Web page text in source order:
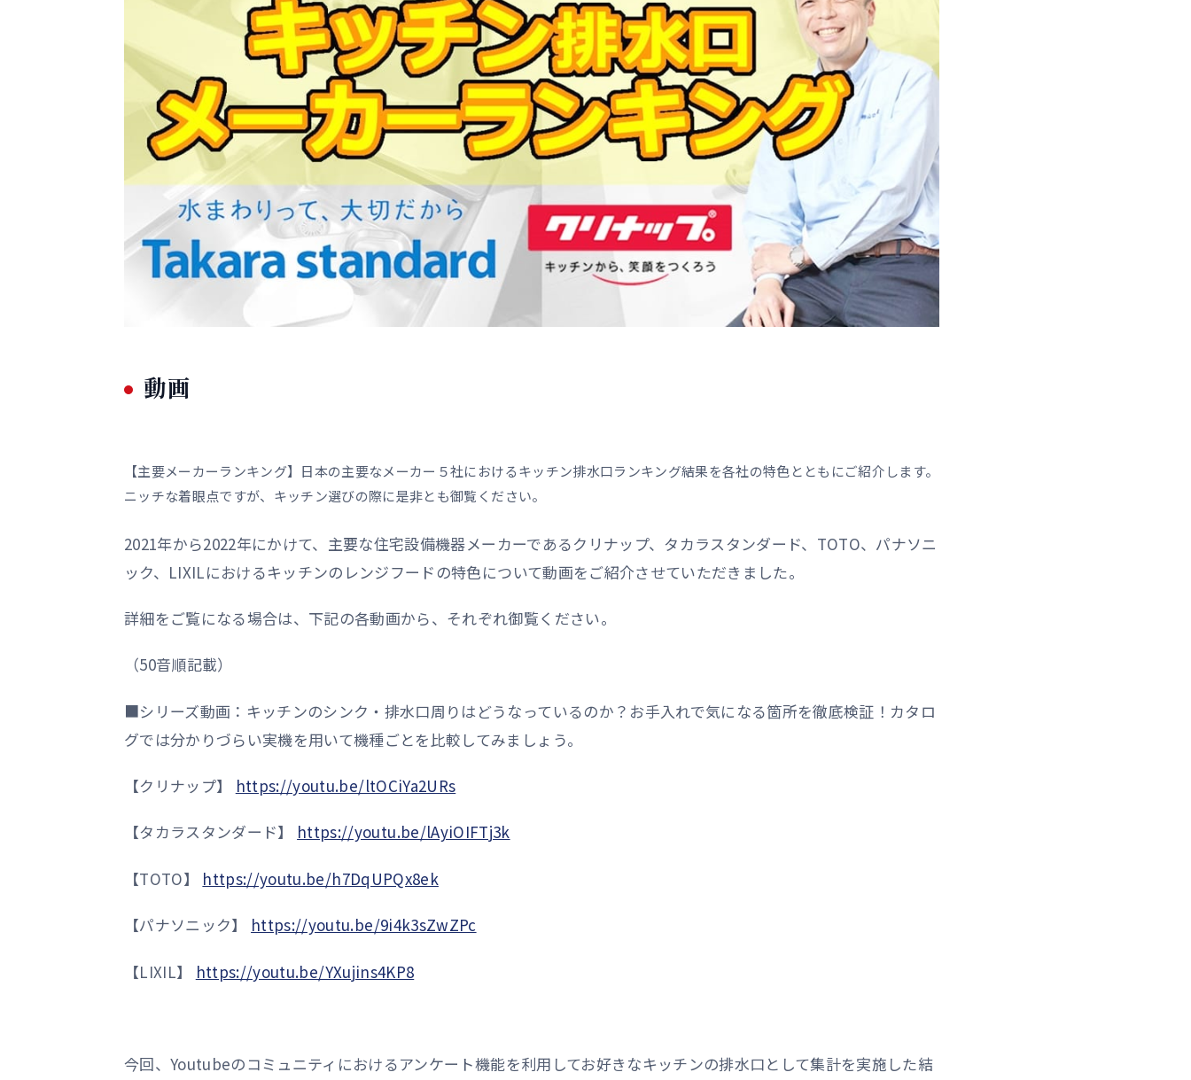
動画
【主要メーカーランキング】日本の主要なメーカー５社におけるキッチン排水口ランキング結果を各社の特色とともにご紹介します。
ニッチな着眼点ですが、キッチン選びの際に是非とも御覧ください。
2021年から2022年にかけて、主要な住宅設備機器メーカーであるクリナップ、タカラスタンダード、TOTO、パナソニ
ック、LIXILにおけるキッチンのレンジフードの特色について動画をご紹介させていただきました。
詳細をご覧になる場合は、下記の各動画から、それぞれ御覧ください。
（50音順記載）
■シリーズ動画：キッチンのシンク・排水口周りはどうなっているのか？お手入れで気になる箇所を徹底検証！カタロ
グでは分かりづらい実機を用いて機種ごとを比較してみましょう。
【クリナップ】 https://youtu.be/ltOCiYa2URs
【タカラスタンダード】 https://youtu.be/lAyiOIFTj3k
【TOTO】 https://youtu.be/h7DqUPQx8ek
【パナソニック】 https://youtu.be/9i4k3sZwZPc
【LIXIL】 https://youtu.be/YXujins4KP8
今回、Youtubeのコミュニティにおけるアンケート機能を利用してお好きなキッチンの排水口として集計を実施した結